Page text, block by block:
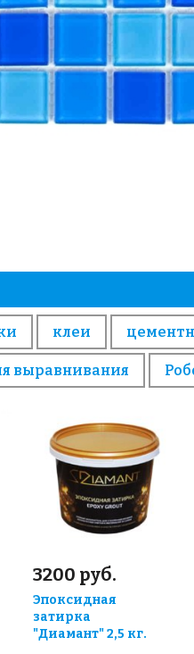
клеи
выравнивания
3200 руб.
Эпоксидная
затирка
"Диамант" 2,5 кг.